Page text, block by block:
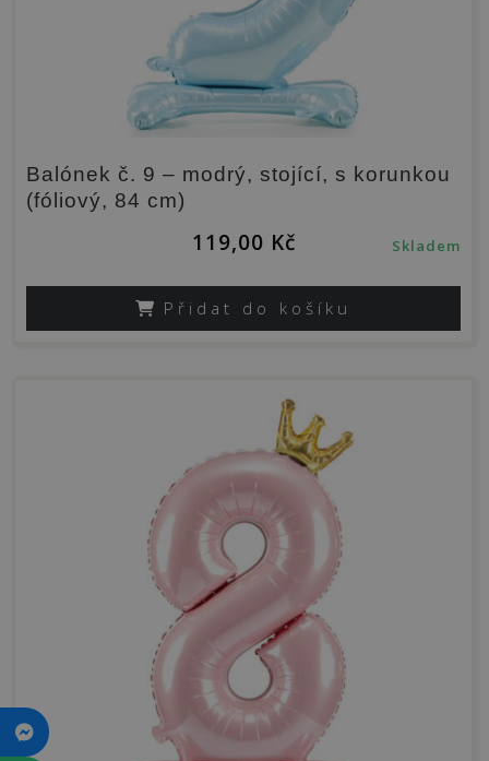
Balónek č. 9 – modrý, stojící, s korunkou
(fóliový, 84 cm)
119,00 Kč Skladem
Přidat do košíku